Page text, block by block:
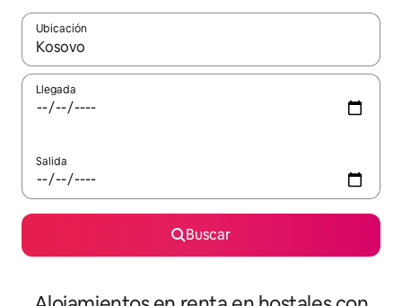
Ubicación
Cuando los resultados estén disponibles, podrás navegar
Llegada
Salida
Buscar